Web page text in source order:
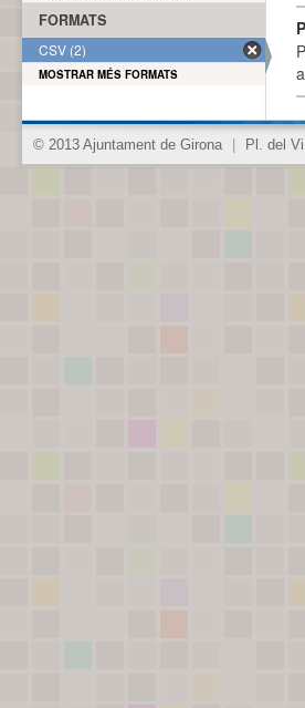
FORMATS
CSV (2)
MOSTRAR MÉS FORMATS
© 2013 Ajuntament de Girona Pl. del